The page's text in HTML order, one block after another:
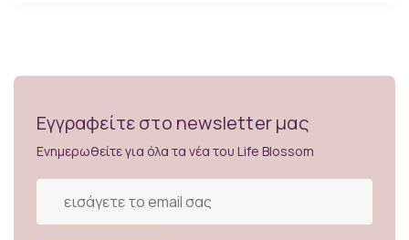
Εγγραφείτε στο newsletter μας
Ενημερωθείτε για όλα τα νέα του Life Blossom